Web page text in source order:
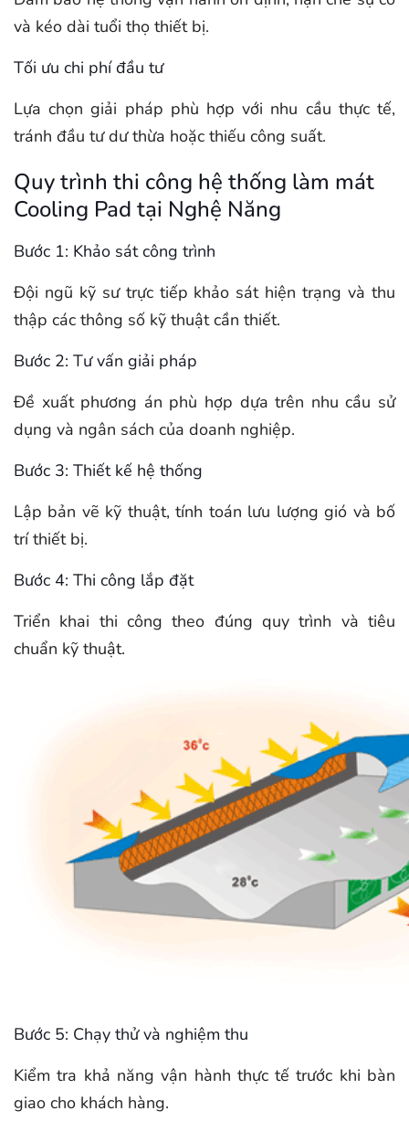
và kéo dài tuổi thọ thiết bị.
Tối ưu chi phí đầu tư
Lựa chọn giải pháp phù hợp với nhu cầu thực tế,
tránh đầu tư dư thừa hoặc thiếu công suất.
Quy trình thi công hệ thống làm mát
Cooling Pad tại Nghệ Năng
Bước 1: Khảo sát công trình
Đội ngũ kỹ sư trực tiếp khảo sát hiện trạng và thu
thập các thông số kỹ thuật cần thiết.
Bước 2: Tư vấn giải pháp
Đề xuất phương án phù hợp dựa trên nhu cầu sử
dụng và ngân sách của doanh nghiệp.
Bước 3: Thiết kế hệ thống
Lập bản vẽ kỹ thuật, tính toán lưu lượng gió và bố
trí thiết bị.
Bước 4: Thi công lắp đặt
Triển khai thi công theo đúng quy trình và tiêu
chuẩn kỹ thuật.
Bước 5: Chạy thử và nghiệm thu
Kiểm tra khả năng vận hành thực tế trước khi bàn
giao cho khách hàng.